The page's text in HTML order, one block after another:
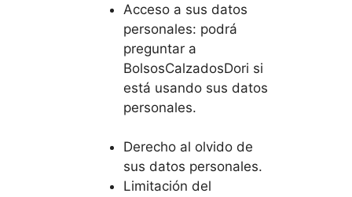
Acceso a sus datos
personales: podrá
preguntar a
BolsosCalzadosDori si
está usando sus datos
personales.
Derecho al olvido de
sus datos personales.
Limitación del